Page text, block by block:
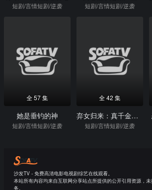
短剧/言情短剧/逆袭 短剧/言情短剧/逆袭
全 57 集
她是垂钓的神
短剧/言情短剧/逆袭
全 42 集
弃女归来：真千金手撕坏命剧本
短剧/言情短剧/逆袭
沙发TV - 免费高清电影电视剧综艺在线观看。
本站所有内容均来自互联网分享站点所提供的公开引用资源，
务。